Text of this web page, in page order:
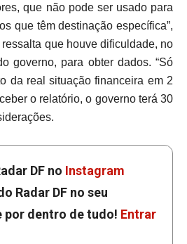
que não pode ser usado para
que têm destinação específica”,
que houve dificuldade, no
governo, para obter dados. “Só
da real situação financeira em 2
o relatório, o governo terá 30
DF no Instagram
Radar DF no seu
por dentro de tudo! Entrar